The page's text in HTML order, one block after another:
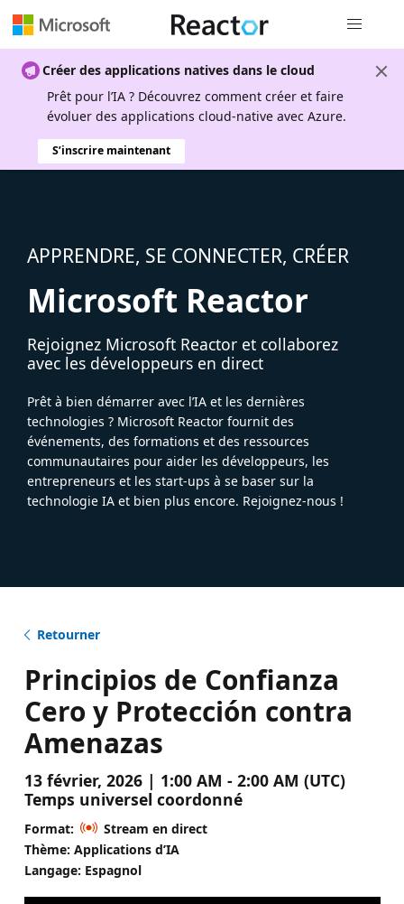
Créer des applications natives dans le cloud
Prêt pour l’IA ? Découvrez comment créer et faire
évoluer des applications cloud-native avec Azure.
S’inscrire maintenant
APPRENDRE, SE CONNECTER, CRÉER
Microsoft Reactor
Rejoignez Microsoft Reactor et collaborez
avec les développeurs en direct
Prêt à bien démarrer avec l’IA et les dernières
technologies ? Microsoft Reactor fournit des
événements, des formations et des ressources
communautaires pour aider les développeurs, les
entrepreneurs et les start-ups à se baser sur la
technologie IA et bien plus encore. Rejoignez-nous !
Retourner
Principios de Confianza
Cero y Protección contra
Amenazas
13 février, 2026 | 1:00 AM - 2:00 AM (UTC)
Temps universel coordonné
Format:
Stream en direct
Thème: Applications d’IA
Langage: Espagnol